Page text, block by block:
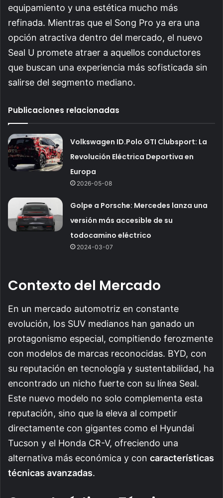
equipamiento y una estética mucho más
refinada. Mientras que el Song Pro ya era una
opción atractiva dentro del mercado, el nuevo
Seal U promete atraer a aquellos conductores
que buscan una experiencia más sofisticada sin
salirse del segmento mediano.
Publicaciones relacionadas
Volkswagen ID.Polo GTI Clubsport: La
Revolución Eléctrica Deportiva en
Europa
2026-05-08
Golpe a Porsche: Mercedes lanza una
versión más accesible de su
todocamino eléctrico
2024-03-07
Contexto del Mercado
En un mercado automotriz en constante
evolución, los SUV medianos han ganado un
protagonismo especial, compitiendo ferozmente
con modelos de marcas reconocidas. BYD, con
su reputación en tecnología y sustentabilidad, ha
encontrado un nicho fuerte con su línea Seal.
Este nuevo modelo no solo complementa esta
reputación, sino que la eleva al competir
directamente con gigantes como el Hyundai
Tucson y el Honda CR-V, ofreciendo una
alternativa más económica y con características
técnicas avanzadas.